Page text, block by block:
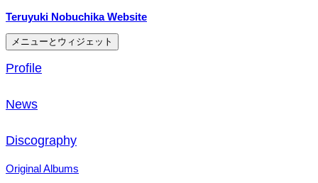
コ
ン
テ
ン
ツ
ス
ッ
Teruyuki Nobuchika Website
メニューとウィジェット
Profile
News
Discography
Original Albums